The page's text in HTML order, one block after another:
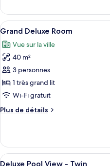
Deluxe
Pool
View
-
Double
Deluxe
Pool
View
Double
Afficher
toutes
les
photos
pour
ce
type
chambre :
Room
23
Grand Deluxe Room
Vue sur la ville
40 m²
3 personnes
1 très grand lit
Wi-Fi gratuit
Plus de détails
Plus
Grand
Deluxe
Room
Afficher
20
Deluxe Pool View - Twin